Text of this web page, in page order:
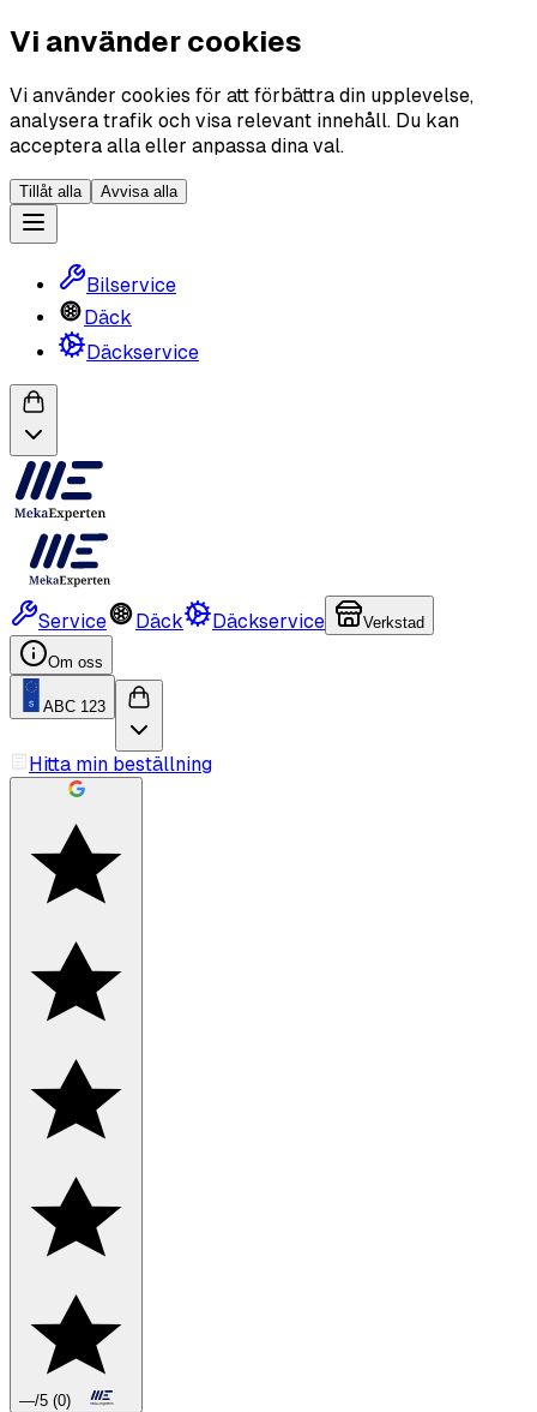
Vi använder cookies
Vi använder cookies för att förbättra din upplevelse,
analysera trafik och visa relevant innehåll. Du kan
acceptera alla eller anpassa dina val.
Tillåt alla Avvisa alla
Bilservice
Däck
Däckservice
Service Däck Däckservice Verkstad
Om oss
ABC 123
Hitta min beställning
—/5 (0)